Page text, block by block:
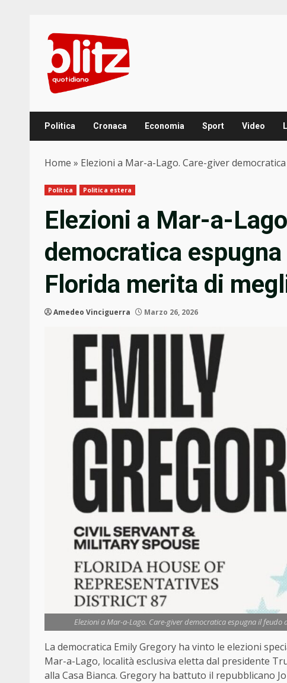
content
Politica Cronaca Economia Sport Video
Home » Elezioni a Mar-a-Lago. Care-giver
Politica Politica estera
Elezioni a Mar-a-
democratica
Florida merita di
Amedeo Vinciguerra Marzo 26, 2026
Elezioni a Mar-a-Lago. Care-giver democratica espugna il
La democratica Emily Gregory ha vinto le elezioni
Mar-a-Lago, località esclusiva eletta dal presidente
alla Casa Bianca. Gregory ha battuto il repubblicano